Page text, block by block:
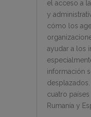
el acceso a
y
cómo los
ayudar a los
información
cuatro países
Rumanía y